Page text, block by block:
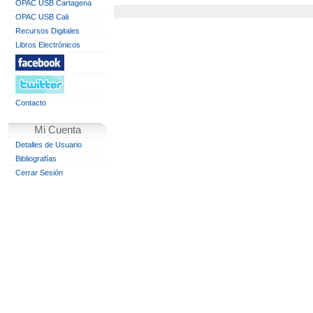
OPAC USB Cartagena
OPAC USB Cali
Recursos Digitales
Libros Electrónicos
Contacto
Mi Cuenta
Detalles de Usuario
Bibliografías
Cerrar Sesión